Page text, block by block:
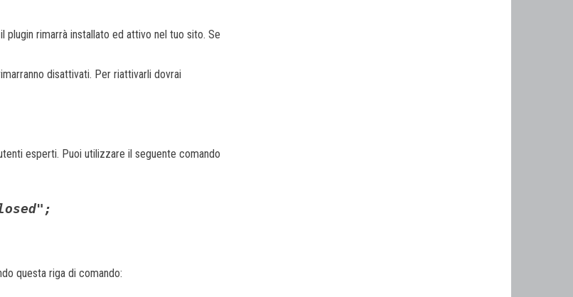
plugin rimarrà installato ed attivo nel tuo sito. Se
disattivati. Per riattivarli dovrai
esperti. Puoi utilizzare il seguente comando
questa riga di comando: